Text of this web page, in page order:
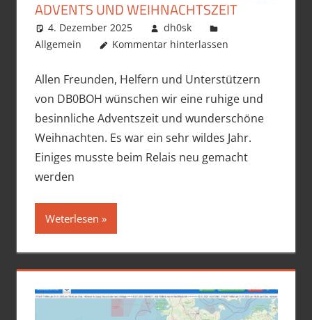
ADVENTS UND WEIHNACHTSZEIT
4. Dezember 2025
dh0sk
Allgemein
Kommentar hinterlassen
Allen Freunden, Helfern und Unterstützern
von DB0BOH wünschen wir eine ruhige und
besinnliche Adventszeit und wunderschöne
Weihnachten. Es war ein sehr wildes Jahr.
Einiges musste beim Relais neu gemacht
werden
Weterlesen